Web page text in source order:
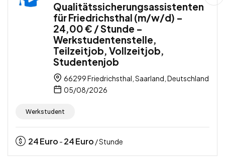
Qualitätssicherungsassistenten
für Friedrichsthal (m/w/d) –
24,00 € / Stunde –
Werkstudentenstelle,
Teilzeitjob, Vollzeitjob,
Studentenjob
66299 Friedrichsthal, Saarland, Deutschland
05/08/2026
Werkstudent
24Euro - 24Euro / Stunde